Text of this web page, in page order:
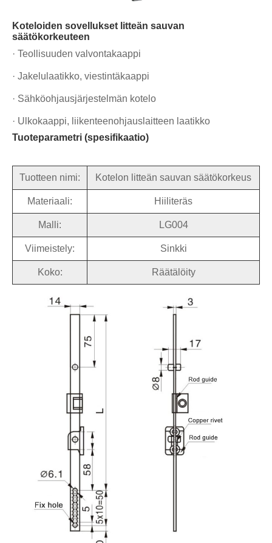
Koteloiden sovellukset litteän sauvan
säätökorkeuteen
· Teollisuuden valvontakaappi
· Jakelulaatikko, viestintäkaappi
· Sähköohjausjärjestelmän kotelo
· Ulkokaappi, liikenteenohjauslaitteen laatikko
Tuoteparametri (spesifikaatio)
Tuotteen nimi: Kotelon litteän sauvan säätökorkeus
Materiaali: Hiiliteräs
Malli: LG004
Viimeistely: Sinkki
Koko: Räätälöity